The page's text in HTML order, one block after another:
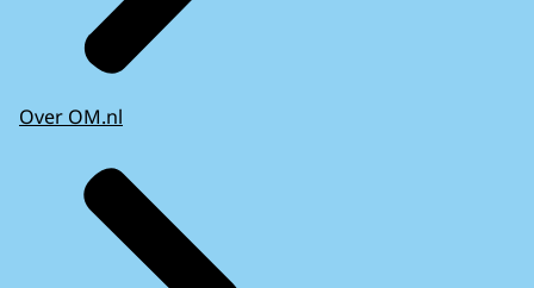
Over OM.nl